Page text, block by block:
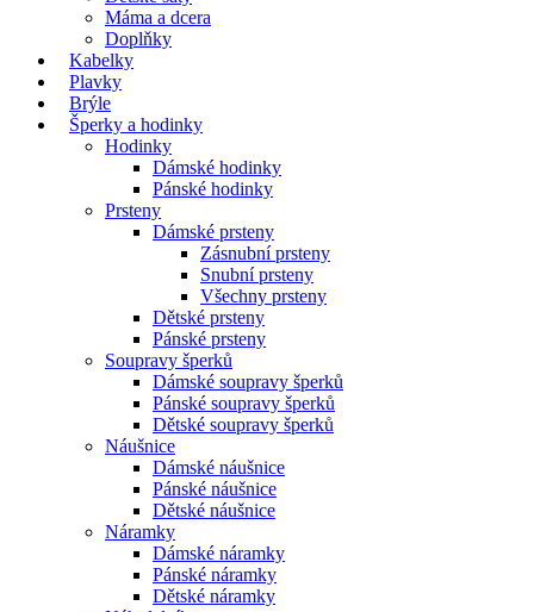
Máma a dcera
Doplňky
Kabelky
Plavky
Brýle
Šperky a hodinky
Hodinky
Dámské hodinky
Pánské hodinky
Prsteny
Dámské prsteny
Zásnubní prsteny
Snubní prsteny
Všechny prsteny
Dětské prsteny
Pánské prsteny
Soupravy šperků
Dámské soupravy šperků
Pánské soupravy šperků
Dětské soupravy šperků
Náušnice
Dámské náušnice
Pánské náušnice
Dětské náušnice
Náramky
Dámské náramky
Pánské náramky
Dětské náramky